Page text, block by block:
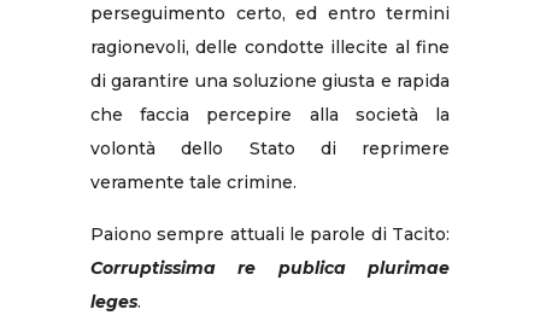
perseguimento certo, ed entro termini
ragionevoli, delle condotte illecite al fine
di garantire una soluzione giusta e rapida
che faccia percepire alla società la
volontà dello Stato di reprimere
veramente tale crimine.
Paiono sempre attuali le parole di Tacito:
Corruptissima re publica plurimae
leges.